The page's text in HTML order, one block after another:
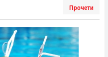
Прочети